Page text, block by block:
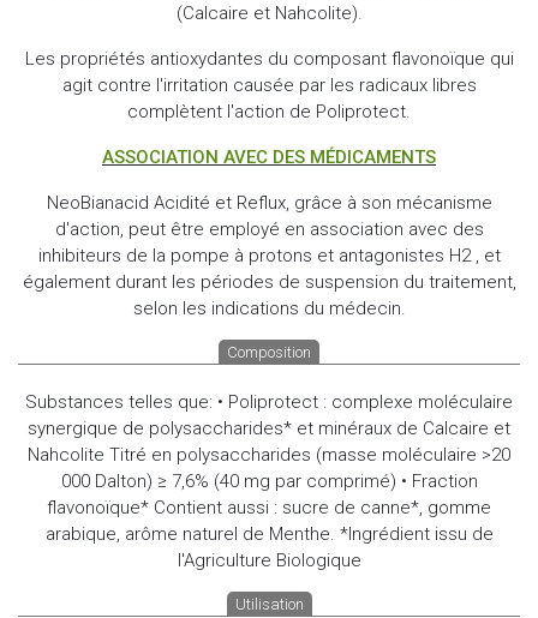
(Calcaire et Nahcolite).
Les propriétés antioxydantes du composant flavonoïque qui
agit contre l'irritation causée par les radicaux libres
complètent l'action de Poliprotect.
ASSOCIATION AVEC DES MÉDICAMENTS
NeoBianacid Acidité et Reflux, grâce à son mécanisme
d'action, peut être employé en association avec des
inhibiteurs de la pompe à protons et antagonistes H2 , et
également durant les périodes de suspension du traitement,
selon les indications du médecin.
Composition
Substances telles que: • Poliprotect : complexe moléculaire
synergique de polysaccharides* et minéraux de Calcaire et
Nahcolite Titré en polysaccharides (masse moléculaire >20
000 Dalton) ≥ 7,6% (40 mg par comprimé) • Fraction
flavonoïque* Contient aussi : sucre de canne*, gomme
arabique, arôme naturel de Menthe. *Ingrédient issu de
l'Agriculture Biologique
Utilisation